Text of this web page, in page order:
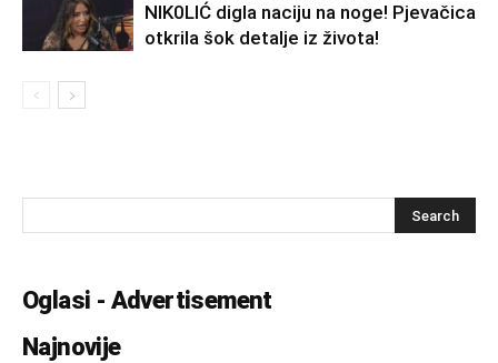
NlK0LlĆ digla naciju na noge! Pjevačica
otkrila šok detalje iz života!
Oglasi - Advertisement
Najnovije